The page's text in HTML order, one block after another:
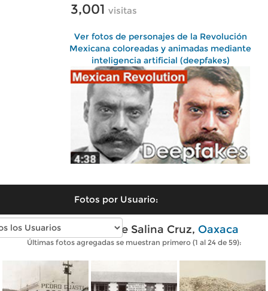
3,001 visitas
Ver fotos de personajes de la Revolución
Mexicana coloreadas y animadas mediante
inteligencia artificial (deepfakes)
Fotos por Usuario:
Fotos antiguas de Salina Cruz, Oaxaca
Últimas fotos agregadas se muestran primero (1 al 24 de 59):